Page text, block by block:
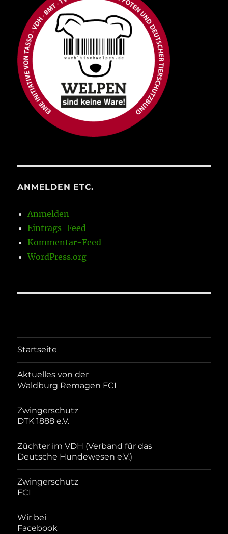
ANMELDEN ETC.
Anmelden
Eintrags-Feed
Kommentar-Feed
WordPress.org
Startseite
Aktuelles von der
Waldburg Remagen FCI
Zwingerschutz
DTK 1888 e.V.
Züchter im VDH (Verband für das
Deutsche Hundewesen e.V.)
Zwingerschutz
FCI
Wir bei
Facebook